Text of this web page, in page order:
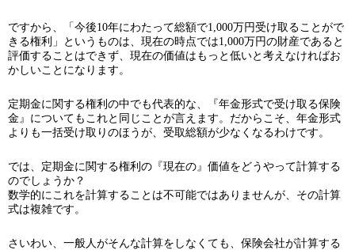
ですから、「今後10年にわたって総額で1,000万円受け取ることがで
きる権利」というものは、現在の時点では1,000万円の財産であると
評価することはできず、現在の価値はもっと低いと考えなければお
かしいことになります。
定期金に関する権利の中でも代表的な、『年金形式で受け取る保険
金』についてもこれと同じことが言えます。だからこそ、年金形式
よりも一括受け取りのほうが、受取総額が少なくなるわけです。
では、定期金に関する権利の『現在の』価値をどうやって計算する
のでしょうか？
数学的にこれを計算することは不可能ではありませんが、その計算
式は複雑です。
さいわい、一般人がそんな計算をしなくても、保険会社が計算する